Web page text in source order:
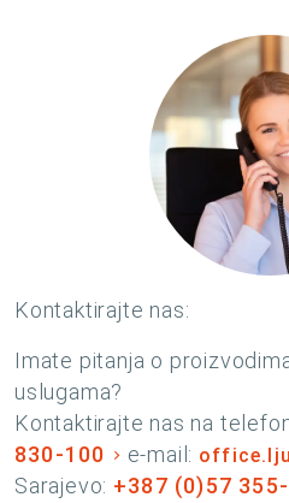
Kontaktirajte nas:
Imate pitanja o
uslugama?
Kontaktirajte nas na
830-100
e-mail:
Sarajevo: +387 (0)57